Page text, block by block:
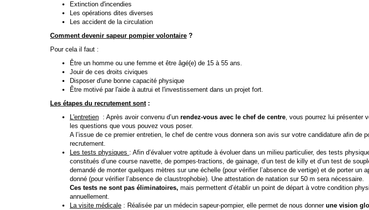
Extinction d'incendies
Les opérations dites diverses
Les accident de la circulation
Comment devenir sapeur pompier volontaire ?
Pour cela il faut :
Être un homme ou une femme et être âgé(e) de 15 à 55 ans.
Jouir de ces droits civiques
Disposer d'une bonne capacité physique
Être motivé par l'aide à autrui et l'investissement dans un projet fort.
Les étapes du recrutement sont:
L'entretien : Après avoir convenu d’un rendez-vous avec le chef de centre, vous pourrez lui présenter
les questions que vous pouvez vous poser.
A l’issue de ce premier entretien, le chef de centre vous donnera son avis sur votre candidature afin de
recrutement.
Les tests physiques : Afin d’évaluer votre aptitude à évoluer dans un milieu particulier, des tests
constitués d’une course navette, de pompes-tractions, de gainage, d’un test de killy et d’un test de
demandé de monter quelques mètres sur une échelle (pour vérifier l’absence de vertige) et de porter un
donné (pour vérifier l’absence de claustrophobie). Une attestation de natation sur 50 m sera nécessaire.
Ces tests ne sont pas éliminatoires, mais permettent d’établir un point de départ à votre condition
annuellement.
La visite médicale : Réalisée par un médecin sapeur-pompier, elle permet de nous donner une vision